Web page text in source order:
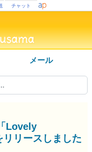
チャット
メール
Lovely
リースしました